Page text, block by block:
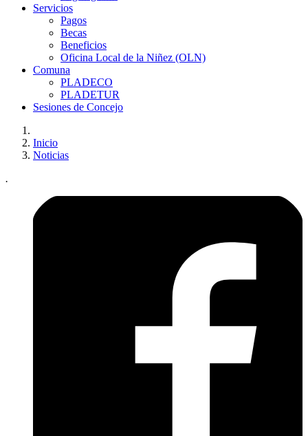
Servicios
Pagos
Becas
Beneficios
Oficina Local de la Niñez (OLN)
Comuna
PLADECO
PLADETUR
Sesiones de Concejo
Inicio
Noticias
.